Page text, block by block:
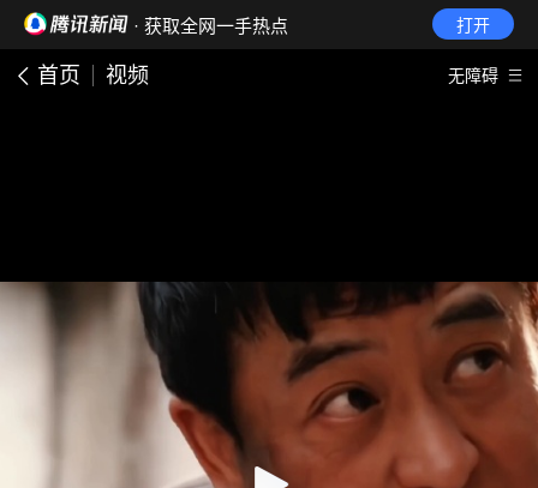
· 获取全网一手热点 打开
首页 视频 无障碍